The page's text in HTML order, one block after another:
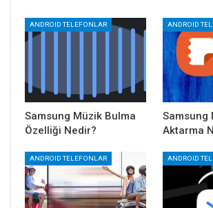
ANDROID TELEFONLAR
Samsung Müzik Bulma
Özelliği Nedir?
ANDROID
Samsung
Aktarma
ANDROID TELEFONLAR ANDROID